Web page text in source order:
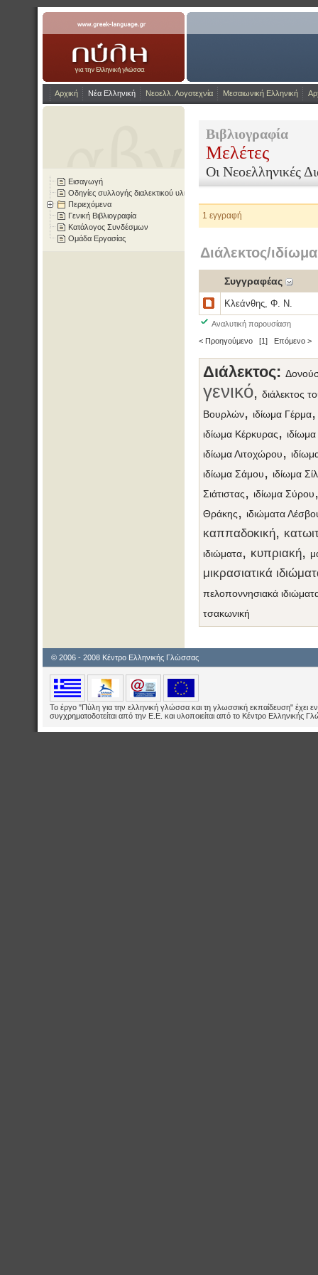
www.greek-language.gr Η Πύλη για την
Αρχική Νέα Ελληνική Νεοελλ. Λογοτεχνία Μεσαιωνική Ελληνική
Εισαγωγή
Οδηγίες συλλογής διαλεκτικού υλικού
Περιεχόμενα
Γενική Βιβλιογραφία
Κατάλογος Συνδέσμων
Ομάδα Εργασίας
Βιβλιογραφία
Μελέτες
Οι Νεοελληνικές
1 εγγραφή
Διάλεκτος/
Συγγραφέας
Κλεάνθης, Φ. Ν.
Αναλυτική παρουσίαση
< Προηγούμενο
[1] Επόμενο >
Διάλεκτος:
γενικό, διάλεκτος
Βουρλών, ιδίωμα Γέρμα
ιδίωμα Κέρκυρας,
ιδίωμα Λιτοχώρου,
ιδίωμα Σάμου, ιδίωμα
Σιάτιστας, ιδίωμα Σύρου
Θράκης, ιδιώματα
καππαδοκική,
ιδιώματα, κυπριακή,
μικρασιατικά
πελοποννησιακά
τσακωνική
© 2006 - 2008 Κέντρο Ελληνικής Γλώσσας
Το έργο "Πύλη για την ελληνική γλώσσα και τη γλωσσική εκπαίδευση" έχει
συγχρηματοδοτείται από την Ε.E. και υλοποιείται από το Κέντρο Ελληνικής